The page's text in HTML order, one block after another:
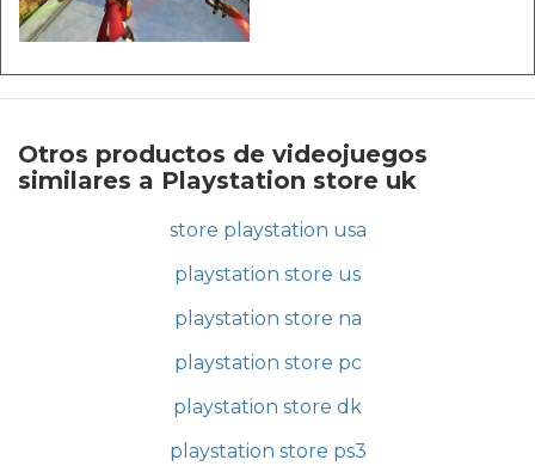
Otros productos de videojuegos
similares a Playstation store uk
store playstation usa
playstation store us
playstation store na
playstation store pc
playstation store dk
playstation store ps3